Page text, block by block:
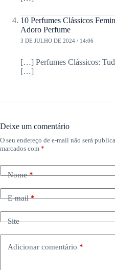
10 Perfumes Clássicos
Adoro Perfume
3 DE JULHO DE 2024 / 14:06
[…] Perfumes Clássicos:
[…]
Deixe um comentário
O seu endereço de e-mail não será
marcados com *
Nome*
E-mail*
Site
Adicionar comentário *